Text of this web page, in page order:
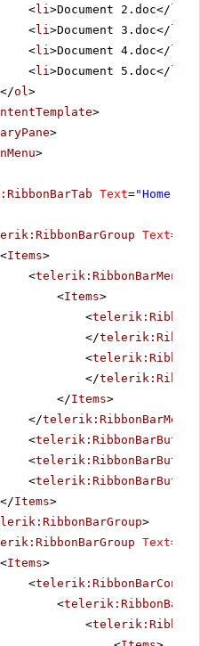
<li>Document 2.doc</
<li>Document 3.doc</
<li>Document 4.doc</
<li>Document 5.doc</
</ol>
>
>
>
Text="Home"
Text=
<Items>
<telerik:RibbonBarMenu
<Items>
<
</
<
</
</Items>
</telerik:RibbonBarMenu
<telerik:RibbonBarButton
<telerik:RibbonBarButton
<telerik:RibbonBarButton
</Items>
>
Text=
<Items>
<
<
<